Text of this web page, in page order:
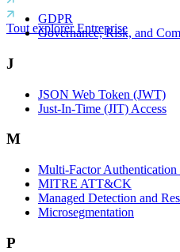
Tout explorer Entreprise
GDPR
Governance, Risk, and
J
JSON Web Token (JWT)
Just-In-Time (JIT) Access
M
Multi-Factor
MITRE ATT&CK
Managed Detection and
Microsegmentation
P